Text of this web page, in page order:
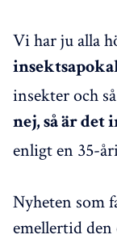
Vi har ju alla
insekter och
nej, så är det
enligt en 35-
Nyheten som
emellertid